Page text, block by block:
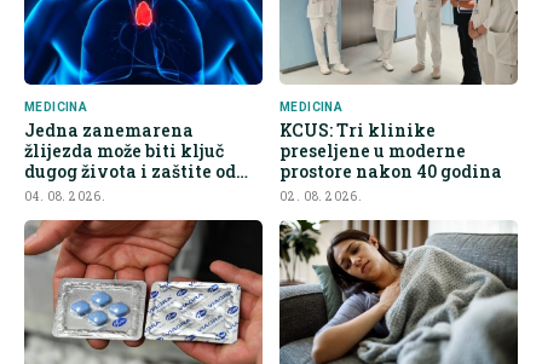
MEDICINA
Jedna zanemarena
žlijezda može biti ključ
dugog života i zaštite od
raka
04. 08. 2026.
MEDICINA
KCUS: Tri klinike
preseljene u moderne
prostore nakon 40 godina
02. 08. 2026.